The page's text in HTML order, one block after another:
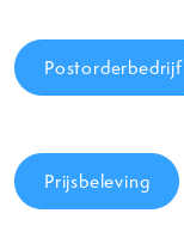
Postorderbedrijf
Prijsbeleving